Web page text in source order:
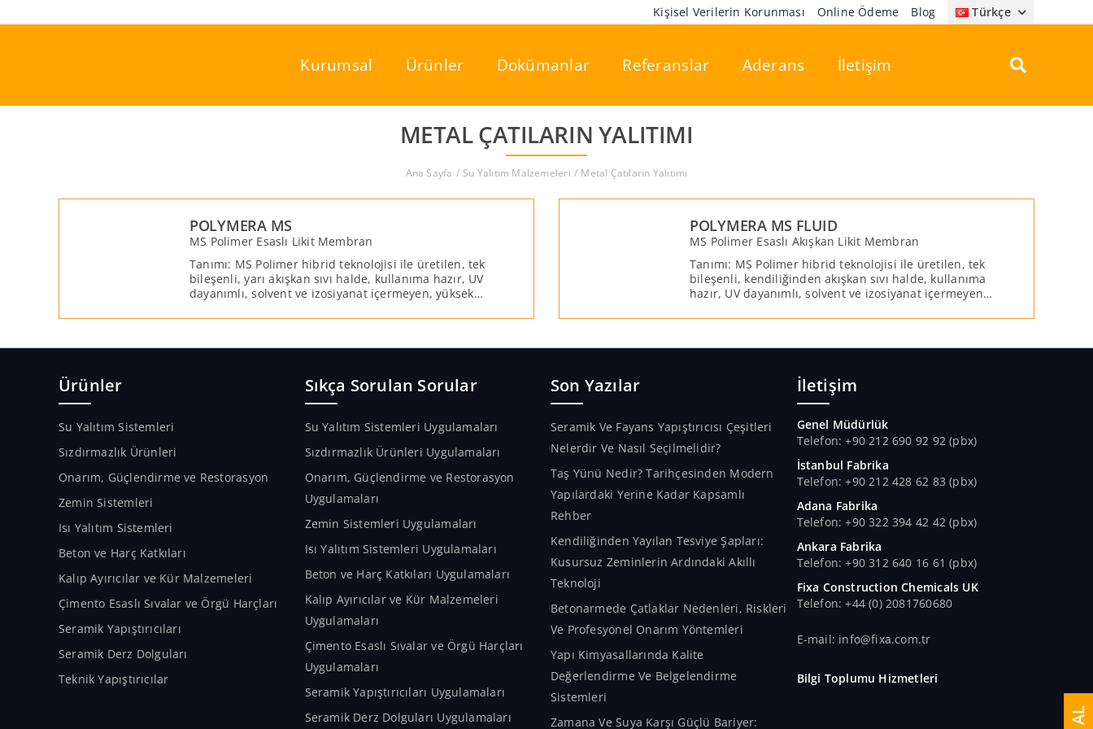
Kişisel Verilerin Korunması Online Ödeme Blog Türkçe
Kurumsal Ürünler Dokümanlar Referanslar Aderans İletişim
METAL ÇATILARIN YALITIMI
Ana Sayfa Su Yalıtım Malzemeleri Metal Çatıların Yalıtımı
POLYMERA MS
MS Polimer Esaslı Likit Membran
Tanımı: MS Polimer hibrid teknolojisi ile üretilen, tek
bileşenli, yarı akışkan sıvı halde, kullanıma hazır, UV
dayanımlı, solvent ve izosiyanat içermeyen, yüksek
malzemesidir. POLYMERA MS, yatay ve düşey
kapatılmasında ve tamiratında kullanılan orta
POLYMERA MS FLUID
MS Polimer Esaslı Akışkan Likit Membran
Tanımı: MS Polimer hibrid teknolojisi ile üretilen, tek
bileşenli, kendiliğinden akışkan sıvı halde, kullanıma
hazır, UV dayanımlı, solvent ve izosiyanat içermeyen,
malzemesidir. POLYMERA MS FLUID, yatay ve düşey
kadar olan kılcal çatlakların köprülenmesi amacıyla
Ürünler
Su Yalıtım Sistemleri
Sızdırmazlık Ürünleri
Onarım, Güçlendirme ve Restorasyon
Zemin Sistemleri
Isı Yalıtım Sistemleri
Beton ve Harç Katkıları
Kalıp Ayırıcılar ve Kür Malzemeleri
Çimento Esaslı Sıvalar ve Örgü Harçları
Seramik Yapıştırıcıları
Seramik Derz Dolguları
Teknik Yapıştırıcılar
Sıkça Sorulan Sorular
Su Yalıtım Sistemleri Uygulamaları
Sızdırmazlık Ürünleri Uygulamaları
Onarım, Güçlendirme ve Restorasyon
Uygulamaları
Zemin Sistemleri Uygulamaları
Isı Yalıtım Sistemleri Uygulamaları
Beton ve Harç Katkıları Uygulamaları
Kalıp Ayırıcılar ve Kür Malzemeleri
Uygulamaları
Çimento Esaslı Sıvalar ve Örgü Harçları
Uygulamaları
Seramik Yapıştırıcıları Uygulamaları
Seramik Derz Dolguları Uygulamaları
Son Yazılar
Seramik Ve Fayans Yapıştırıcısı Çeşitleri
Nelerdir Ve Nasıl Seçilmelidir?
Taş Yünü Nedir? Tarihçesinden Modern
Yapılardaki Yerine Kadar Kapsamlı
Rehber
Kendiliğinden Yayılan Tesviye Şapları:
Kusursuz Zeminlerin Ardındaki Akıllı
Teknoloji
Betonarmede Çatlaklar Nedenleri, Riskleri
Ve Profesyonel Onarım Yöntemleri
Yapı Kimyasallarında Kalite
Değerlendirme Ve Belgelendirme
Sistemleri
Zamana Ve Suya Karşı Güçlü Bariyer:
İletişim
Genel Müdürlük
Telefon: +90 212 690 92 92 (pbx)
İstanbul Fabrika
Telefon: +90 212 428 62 83 (pbx)
Adana Fabrika
Telefon: +90 322 394 42 42 (pbx)
Ankara Fabrika
Telefon: +90 312 640 16 61 (pbx)
Fixa Construction Chemicals UK
Telefon: +44 (0) 2081760680
E-mail: info@fixa.com.tr
Bilgi Toplumu Hizmetleri